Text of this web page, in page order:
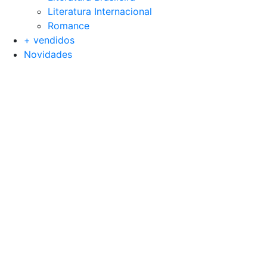
Literatura Internacional
Romance
+ vendidos
Novidades